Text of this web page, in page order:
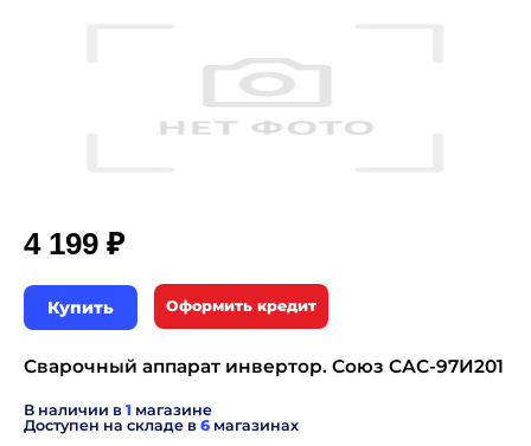
4 199 ₽
Купить Оформить кредит
Сварочный аппарат инвертор. Союз САС-97И201
В наличии в 1 магазине
Доступен на складе в 6 магазинах